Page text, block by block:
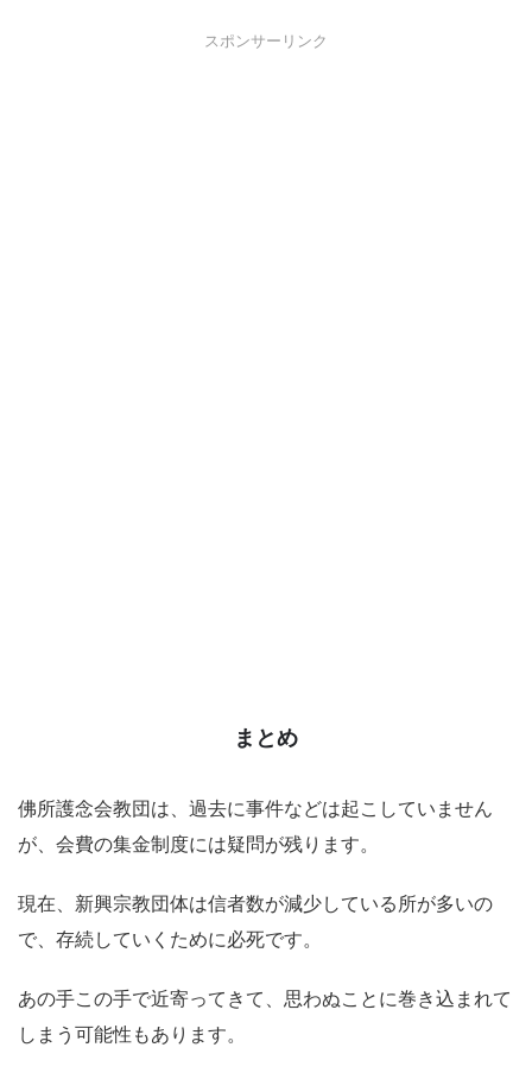
スポンサーリンク
まとめ
佛所護念会教団は、過去に事件などは起こしていません
が、会費の集金制度には疑問が残ります。
現在、新興宗教団体は信者数が減少している所が多いの
で、存続していくために必死です。
あの手この手で近寄ってきて、思わぬことに巻き込まれて
しまう可能性もあります。